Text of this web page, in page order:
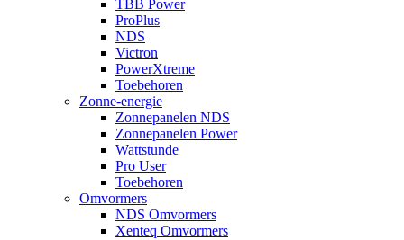
TBB Power
ProPlus
NDS
Victron
PowerXtreme
Toebehoren
Zonne-energie
Zonnepanelen NDS
Zonnepanelen Power
Wattstunde
Pro User
Toebehoren
Omvormers
NDS Omvormers
Xenteq Omvormers